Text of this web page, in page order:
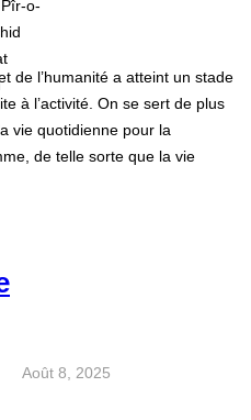
de l’humanité a atteint un stade
à l’activité. On se sert de plus
vie quotidienne pour la
de telle sorte que la vie
Août 8, 2025